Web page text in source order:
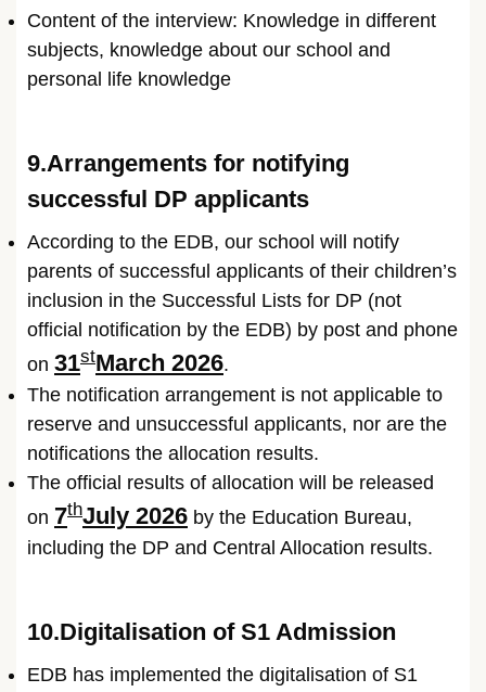
Content of the interview: Knowledge in different
subjects, knowledge about our school and
personal life knowledge
9.Arrangements for notifying
successful DP applicants
According to the EDB, our school will notify
parents of successful applicants of their children’s
inclusion in the Successful Lists for DP (not
official notification by the EDB) by post and phone
on 31stMarch 2026.
The notification arrangement is not applicable to
reserve and unsuccessful applicants, nor are the
notifications the allocation results.
The official results of allocation will be released
on 7thJuly 2026 by the Education Bureau,
including the DP and Central Allocation results.
10.Digitalisation of S1 Admission
EDB has implemented the digitalisation of S1